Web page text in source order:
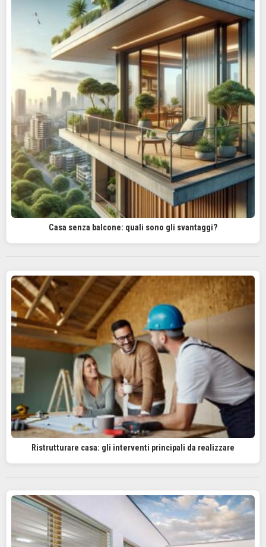
Casa senza balcone: quali sono gli svantaggi?
Ristrutturare casa: gli interventi principali da realizzare